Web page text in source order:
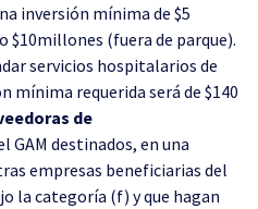
inversión mínima de $5
$10millones (fuera de parque).
servicios hospitalarios de
mínima requerida será de $140
de
GAM destinados, en una
empresas beneficiarias del
la categoría (f) y que hagan